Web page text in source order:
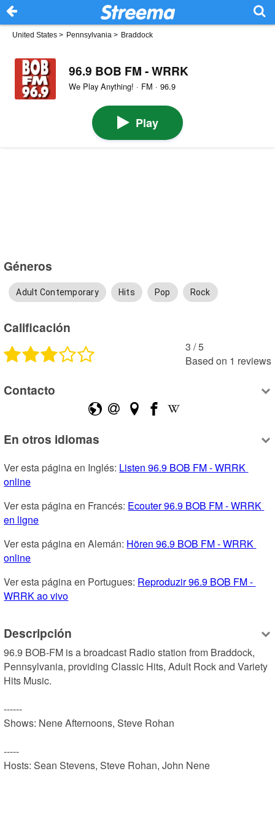
United States > Pennsylvania > Braddock
96.9 BOB FM - WRRK
We Play Anything! · FM · 96.9
Play
Géneros
Adult Contemporary Hits Pop Rock
Calificación
3 /5
Based on 1 reviews
Contacto
En otros idiomas
Ver esta página en Inglés: Listen 96.9 BOB FM - WRRK
online
Ver esta página en Francés: Ecouter 96.9 BOB FM - WRRK
en ligne
Ver esta página en Alemán: Hören 96.9 BOB FM - WRRK
online
Ver esta página en Portugues: Reproduzir 96.9 BOB FM -
WRRK ao vivo
Descripción
96.9 BOB-FM is a broadcast Radio station from Braddock,
Pennsylvania, providing Classic Hits, Adult Rock and Variety
Hits Music.
------
Shows: Nene Afternoons, Steve Rohan
-----
Hosts: Sean Stevens, Steve Rohan, John Nene